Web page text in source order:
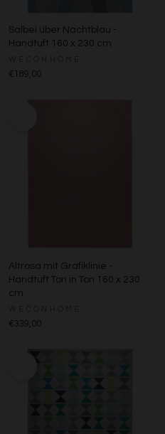
Salbei über Nachtblau -
Handtuft 160 x 230 cm
€189,00
Altrosa mit Grafiklinie -
Handtuft Ton in Ton 160 x 230
cm
€339,00